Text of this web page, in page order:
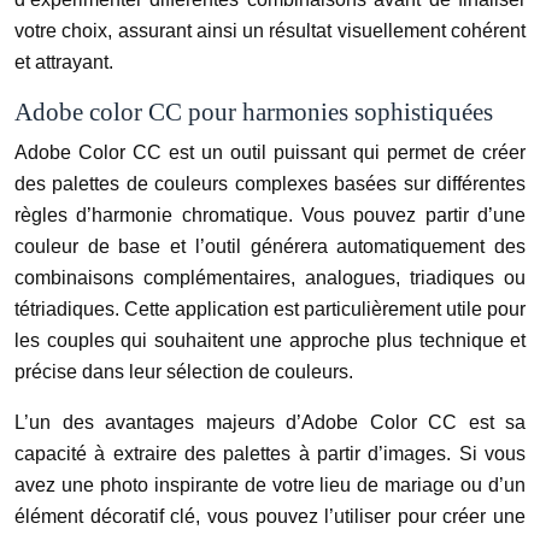
votre choix, assurant ainsi un résultat visuellement cohérent
et attrayant.
Adobe color CC pour harmonies sophistiquées
Adobe Color CC est un outil puissant qui permet de créer
des palettes de couleurs complexes basées sur différentes
règles d’harmonie chromatique. Vous pouvez partir d’une
couleur de base et l’outil générera automatiquement des
combinaisons complémentaires, analogues, triadiques ou
tétriadiques. Cette application est particulièrement utile pour
les couples qui souhaitent une approche plus technique et
précise dans leur sélection de couleurs.
L’un des avantages majeurs d’Adobe Color CC est sa
capacité à extraire des palettes à partir d’images. Si vous
avez une photo inspirante de votre lieu de mariage ou d’un
élément décoratif clé, vous pouvez l’utiliser pour créer une